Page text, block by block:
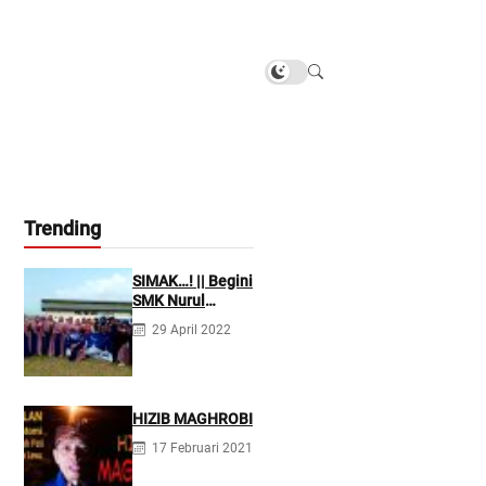
Trending
SIMAK…! || Begini
SMK Nurul
Firdaus
Mengarahkan
Kefarmasian
yang Profesional
29 April 2022
HIZIB MAGHROBI
17 Februari 2021